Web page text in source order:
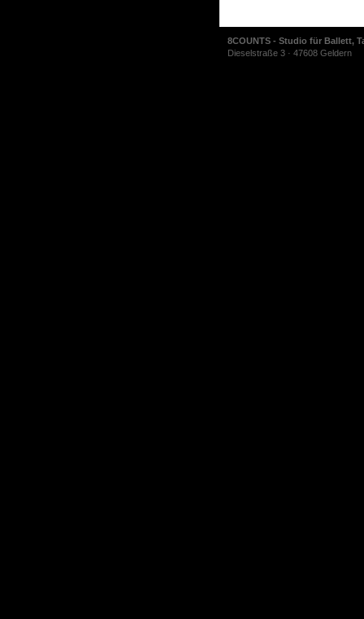
8COUNTS - Studio für Ballett,
Dieselstraße 3 · 47608 Geldern